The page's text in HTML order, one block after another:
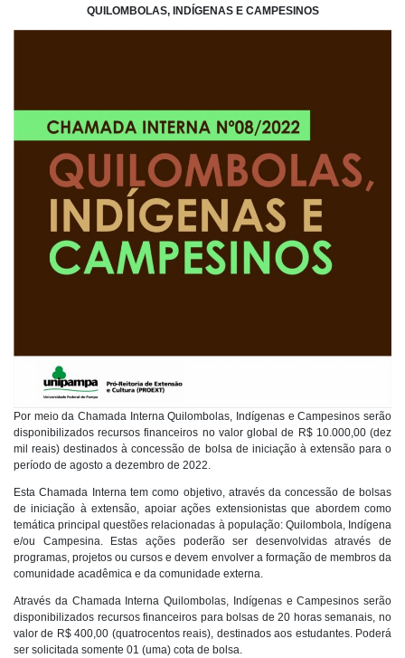
QUILOMBOLAS, INDÍGENAS E CAMPESINOS
Por meio da Chamada Interna Quilombolas, Indígenas e Campesinos serão
disponibilizados recursos financeiros no valor global de R$ 10.000,00 (dez
mil reais) destinados à concessão de bolsa de iniciação à extensão para o
período de agosto a dezembro de 2022.
Esta Chamada Interna tem como objetivo, através da concessão de bolsas
de iniciação à extensão, apoiar ações extensionistas que abordem como
temática principal questões relacionadas à população: Quilombola, Indígena
e/ou Campesina. Estas ações poderão ser desenvolvidas através de
programas, projetos ou cursos e devem envolver a formação de membros da
comunidade acadêmica e da comunidade externa.
Através da Chamada Interna Quilombolas, Indígenas e Campesinos serão
disponibilizados recursos financeiros para bolsas de 20 horas semanais, no
valor de R$ 400,00 (quatrocentos reais), destinados aos estudantes. Poderá
ser solicitada somente 01 (uma) cota de bolsa.